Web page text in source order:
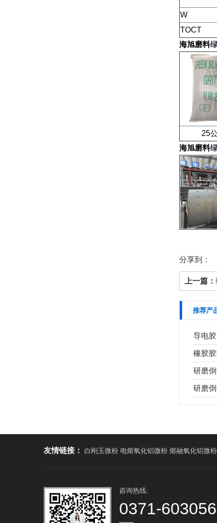
W
TOCT
海旭磨料
25公
海旭磨料
分享到：
上一篇：
推荐产
导电
橡胶
研磨
研磨
友情链接： 白刚玉微粉 电熔氧化铝微粉 熔融氧化铝微粉
咨询热线:
0371-